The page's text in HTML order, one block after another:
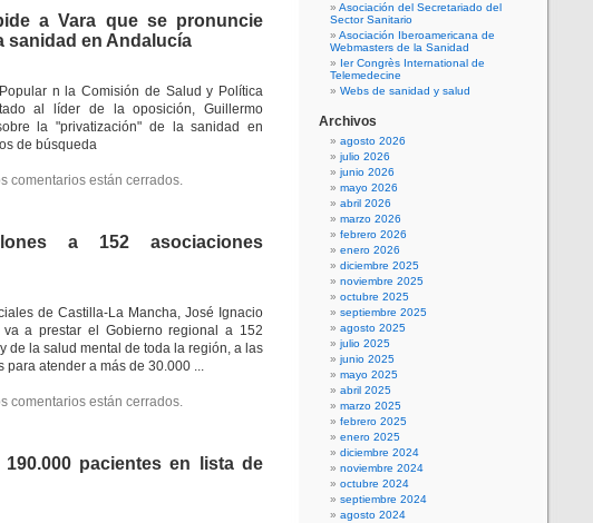
a Vara que se pronuncie
sanidad en Andalucía
n la Comisión de Salud y Política
al líder de la oposición, Guillermo
la "privatización" de la sanidad en
de búsqueda
comentarios están cerrados.
a 152 asociaciones
de Castilla-La Mancha, José Ignacio
a prestar el Gobierno regional a 152
de la salud mental de toda la región, a las
atender a más de 30.000 ...
comentarios están cerrados.
pacientes en lista de
Asociación del Secretariado del
Sector Sanitario
Asociación Iberoamericana de
Webmasters de la Sanidad
Ier Congrès International de
Telemedecine
Webs de sanidad y salud
Archivos
agosto 2026
julio 2026
junio 2026
mayo 2026
abril 2026
marzo 2026
febrero 2026
enero 2026
diciembre 2025
noviembre 2025
octubre 2025
septiembre 2025
agosto 2025
julio 2025
junio 2025
mayo 2025
abril 2025
marzo 2025
febrero 2025
enero 2025
diciembre 2024
noviembre 2024
octubre 2024
septiembre 2024
agosto 2024